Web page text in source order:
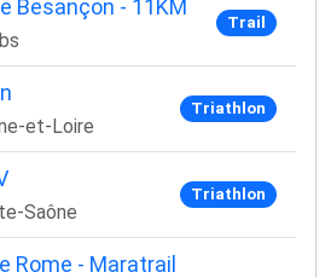
Besançon - 11KM
Trail
et-Loire
Triathlon
Saône
Triathlon
Rome - Maratrail